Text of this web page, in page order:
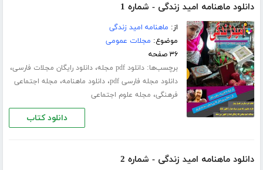
دانلود ماهنامه امید زندگی - شماره 1
از: ماهنامه امید زندگی
موضوع: مجلات عمومی
۳۶ صفحه
برچسب‌ها:دانلود pdf مجله ،دانلود رایگان مجلات فارسی،
دانلود مجله فارسی pdf ،دانلود ماهنامه، مجله اجتماعی
فرهنگی، مجله علوم اجتماعی
دانلود کتاب
دانلود ماهنامه امید زندگی - شماره 2